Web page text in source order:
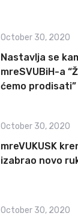
October 30, 2020
Nastavlja se
mreSVUBiH-a
ćemo prodisati”
October 30, 2020
mreVUKUSK
izabrao novo
October 30, 2020